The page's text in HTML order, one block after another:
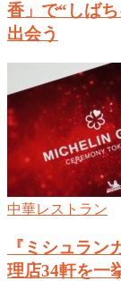
香」で“しば
出会う
中華レストラン
『ミシュラ
理店34軒を一